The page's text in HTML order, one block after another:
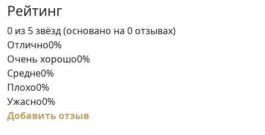
Рейтинг
Rated
0
out
of
5
0 из 5 звёзд (основано на 0 отзывах)
Отлично0%
Очень хорошо0%
Средне0%
Плохо0%
Ужасно0%
Добавить отзыв